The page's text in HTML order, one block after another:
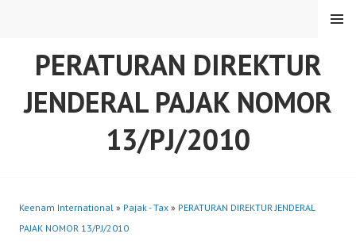
PERATURAN DIREKTUR
JENDERAL PAJAK NOMOR
13/PJ/2010
MENU
Keenam International » Pajak - Tax » PERATURAN DIREKTUR JENDERAL
PAJAK NOMOR 13/PJ/2010